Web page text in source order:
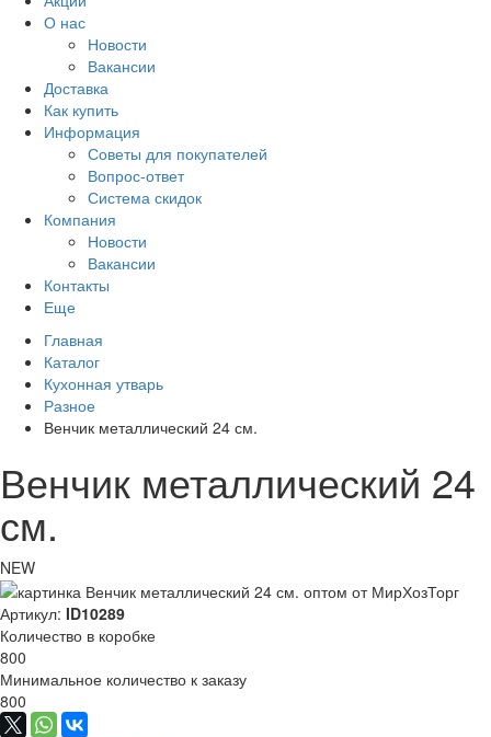
О нас
Новости
Вакансии
Доставка
Как купить
Информация
Советы для покупателей
Вопрос-ответ
Система скидок
Компания
Новости
Вакансии
Контакты
Еще
Главная
Каталог
Кухонная утварь
Разное
Венчик металлический 24 см.
Венчик металлический 24
см.
NEW
Артикул: ID10289
Количество в коробке
800
Минимальное количество к заказу
800